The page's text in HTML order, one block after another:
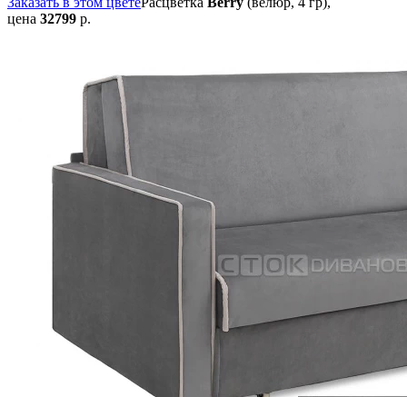
цена 32799 р.